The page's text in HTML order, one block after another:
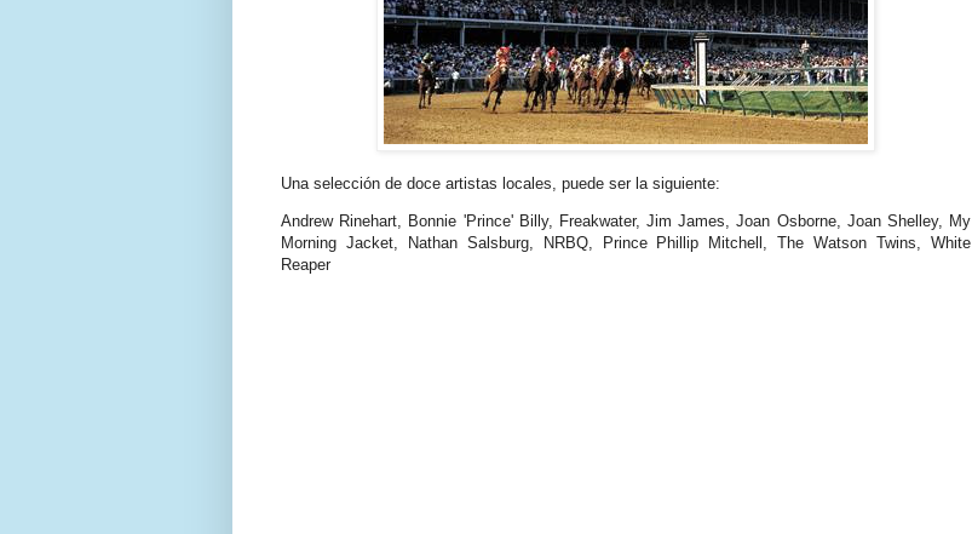
Una selección de doce artistas locales, puede ser la siguiente:
Andrew Rinehart, Bonnie 'Prince' Billy, Freakwater, Jim James, Joan Osborne, Joan Shelley, My
Morning Jacket, Nathan Salsburg, NRBQ, Prince Phillip Mitchell, The Watson Twins, White
Reaper